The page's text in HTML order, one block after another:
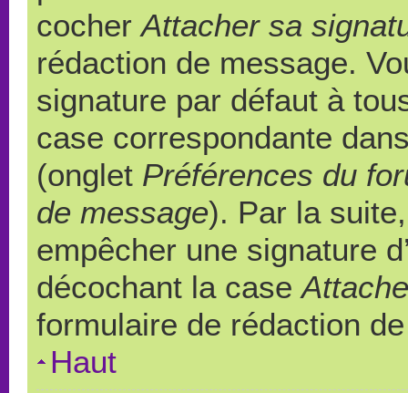
cocherAttacher sa
rédaction de message.
signature par défaut à
case correspondante
(onglet Préférences du
de message). Par la
empêcher une signature
décochant la case
formulaire de rédaction
Haut